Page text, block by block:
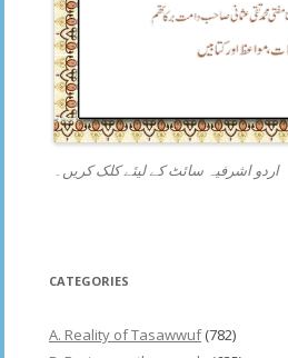
اردو اشرفیہ سائٹ کے لیئے کلک کریں۔
CATEGORIES
A. Reality of Tasawwuf(782)